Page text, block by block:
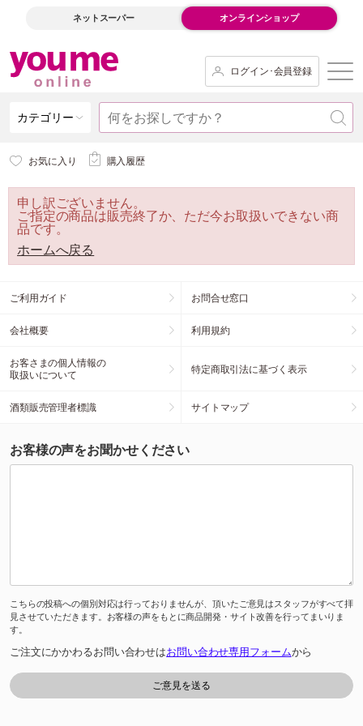
ネットスーパー オンラインショップ
ログイン･会員登録
カテゴリー
お気に入り 購入履歴
申し訳ございません。
ご指定の商品は販売終了か、ただ今お取扱いできない商
品です。
ホームへ戻る
ご利用ガイド お問合せ窓口
会社概要 利用規約
お客さまの個人情報の
取扱いについて
特定商取引法に基づく表示
酒類販売管理者標識 サイトマップ
お客様の声をお聞かせください
こちらの投稿への個別対応は行っておりませんが、頂いたご意見はスタッフがすべて拝
見させていただきます。お客様の声をもとに商品開発・サイト改善を行ってまいりま
す。
ご注文にかかわるお問い合わせはお問い合わせ専用フォームから